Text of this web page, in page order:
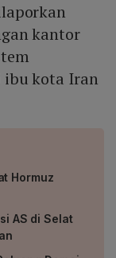
kantor
ibu kota Iran
Hormuz
AS di Selat